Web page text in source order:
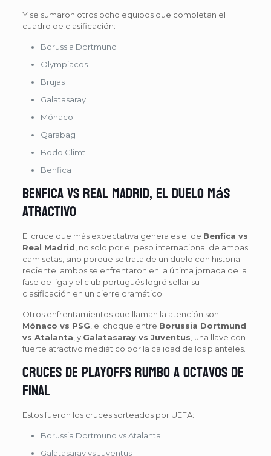
Y se sumaron otros ocho equipos que completan el
cuadro de clasificación:
Borussia Dortmund
Olympiacos
Brujas
Galatasaray
Mónaco
Qarabag
Bodo Glimt
Benfica
Benfica vs Real Madrid, el duelo más
atractivo
El cruce que más expectativa genera es el de Benfica vs
Real Madrid , no solo por el peso internacional de ambas
camisetas, sino porque se trata de un duelo con historia
reciente: ambos se enfrentaron en la última jornada de la
fase de liga y el club portugués logró sellar su
clasificación en un cierre dramático.
Otros enfrentamientos que llaman la atención son
Mónaco vs PSG , el choque entre Borussia Dortmund
vs Atalanta , y Galatasaray vs Juventus , una llave con
fuerte atractivo mediático por la calidad de los planteles.
Cruces de playoffs rumbo a octavos de
final
Estos fueron los cruces sorteados por UEFA:
Borussia Dortmund vs Atalanta
Galatasaray vs Juventus